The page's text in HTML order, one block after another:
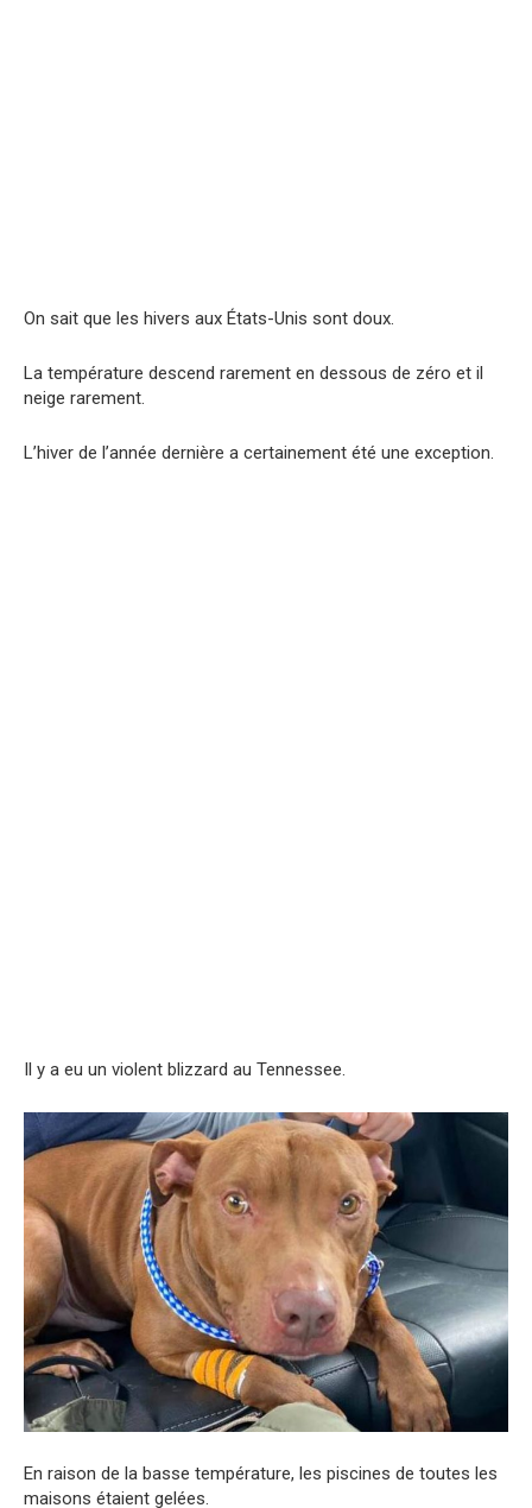
On sait que les hivers aux États-Unis sont doux.
La température descend rarement en dessous de zéro et il
neige rarement.
L’hiver de l’année dernière a certainement été une exception.
Il y a eu un violent blizzard au Tennessee.
En raison de la basse température, les piscines de toutes les
maisons étaient gelées.